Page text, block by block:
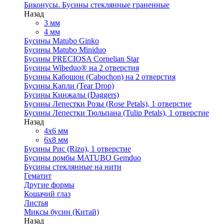
Биконусы. Бусины стеклянные граненные
Назад
3 мм
4 мм
Бусины Matubo Ginko
Бусины Matubo Miniduo
Бусины PRECIOSA Cornelian Star
Бусины Wibeduo® на 2 отверстия
Бусины Кабошон (Cabochon) на 2 отверстия
Бусины Капли (Tear Drop)
Бусины Кинжалы (Daggers)
Бусины Лепестки Розы (Rose Petals), 1 отверстие
Бусины Лепестки Тюльпана (Tulip Petals), 1 отверстие
Назад
4x6 мм
6x8 мм
Бусины Рис (Rizo), 1 отверстие
Бусины ромбы MATUBO Gemduo
Бусины стеклянные на нити
Гематит
Другие формы
Кошачий глаз
Листья
Миксы бусин (Китай)
Назад